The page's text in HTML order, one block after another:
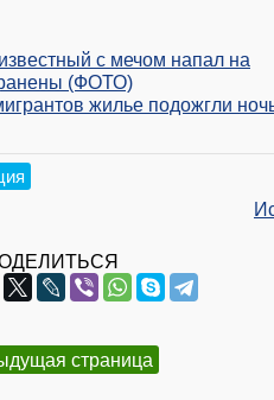
с мечом напал на
ранены (ФОТО)
жилье подожгли
страница